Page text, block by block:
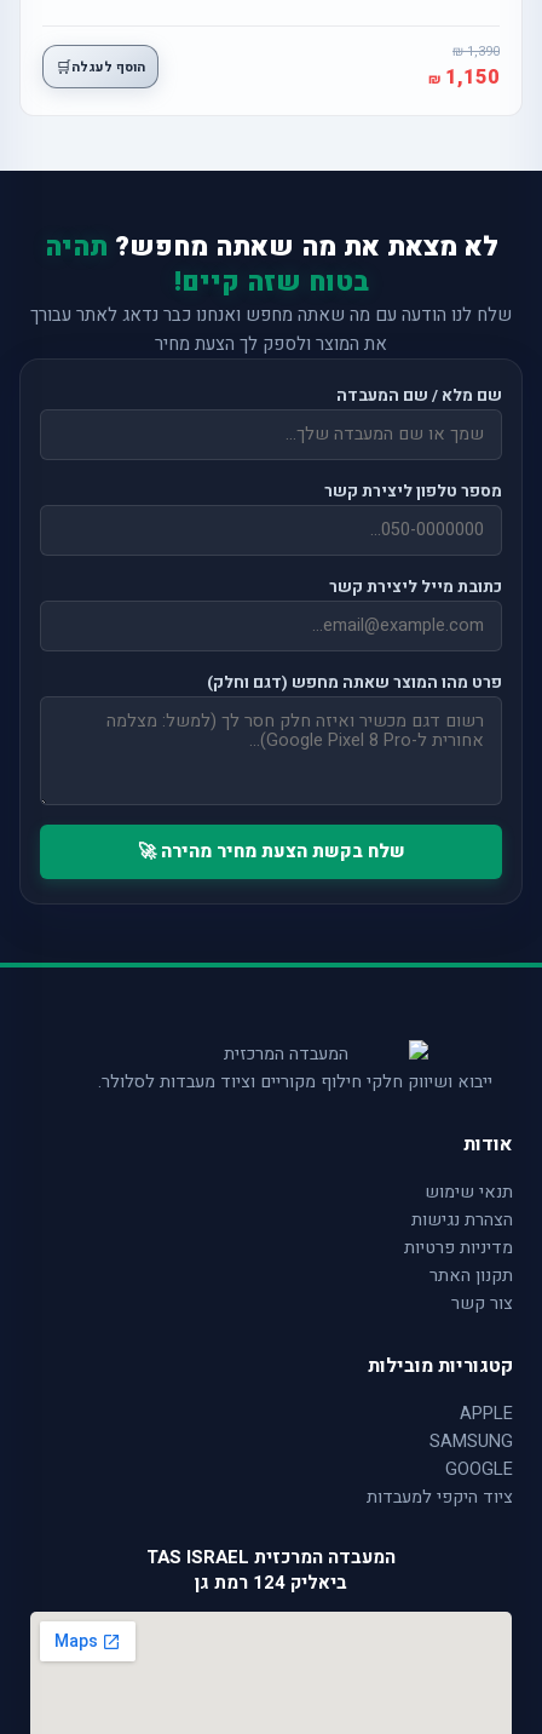
1,390
1,150 הוסף לעגלה🛒
לא מצאת את מה שאתה מחפש? תהיה
בטוח שזה קיים!
שלח לנו הודעה עם מה שאתה מחפש ואנחנו כבר נדאג לאתר עבורך
את המוצר ולספק לך הצעת מחיר
שם מלא / שם המעבדה
מספר טלפון ליצירת קשר
כתובת מייל ליצירת קשר
פרט מהו המוצר שאתה מחפש (דגם וחלק)
שלח בקשת הצעת מחיר מהירה 🚀
ייבוא ושיווק חלקי חילוף מקוריים וציוד מעבדות לסלולר.
אודות
תנאי שימוש
הצהרת נגישות
מדיניות פרטיות
תקנון האתר
צור קשר
קטגוריות מובילות
APPLE
SAMSUNG
GOOGLE
ציוד היקפי למעבדות
המעבדה המרכזית TAS ISRAEL
ביאליק 124 רמת גן